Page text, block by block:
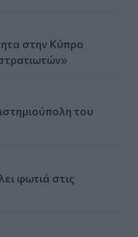
στην Κύπρο
του
φωτιά στις